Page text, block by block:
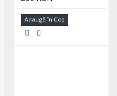
Adaugă în Coş